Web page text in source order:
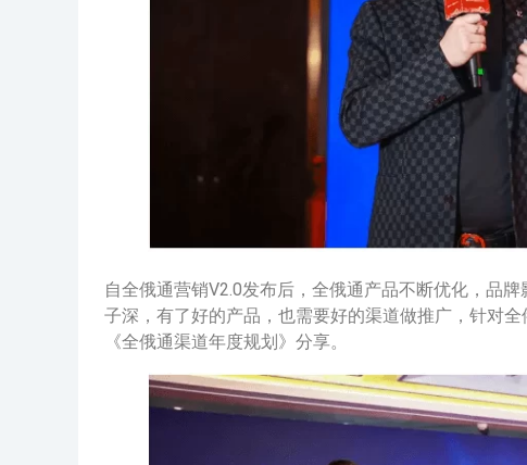
自全俄通营销V2.0发布后，全俄通产品不断优化，品
子深，有了好的产品，也需要好的渠道做推广，针对
《全俄通渠道年度规划》分享。